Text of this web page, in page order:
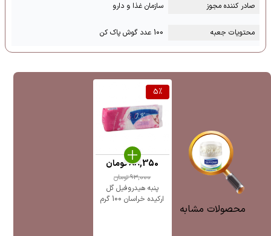
صادر کننده مجوز
سازمان غذا و دارو
محتویات جعبه 100 عدد گوش پاک کن
محصولات مشابه
5%
پنبه هیدروفیل گل
ارکیده خراسان 100 گرم
93,000تومان
88,350تومان